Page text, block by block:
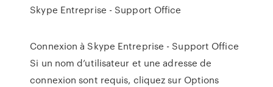
Skype Entreprise - Support Office
Connexion à Skype Entreprise - Support Office
Si un nom d’utilisateur et une adresse de
connexion sont requis, cliquez sur Options